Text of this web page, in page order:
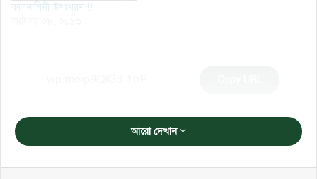
কালনাগিনী উপাখ্যান !!
আরো দেখান